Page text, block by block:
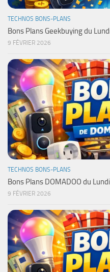
TECHNOS BONS-PLANS
Bons Plans Geekbuying du
9 FÉVRIER 2026
TECHNOS BONS-PLANS
Bons Plans DOMADOO du
9 FÉVRIER 2026